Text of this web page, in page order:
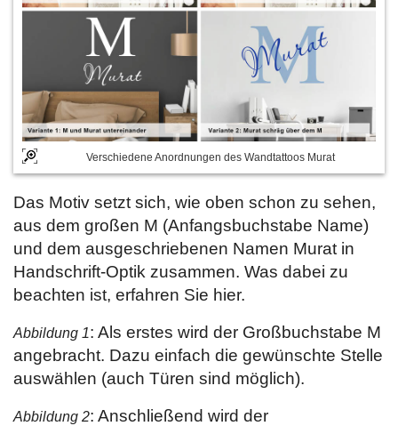
Verschiedene Anordnungen des Wandtattoos Murat
Das Motiv setzt sich, wie oben schon zu sehen,
aus dem großen M (Anfangsbuchstabe Name)
und dem ausgeschriebenen Namen Murat in
Handschrift-Optik zusammen. Was dabei zu
beachten ist, erfahren Sie hier.
Abbildung 1: Als erstes wird der Großbuchstabe M
angebracht. Dazu einfach die gewünschte Stelle
auswählen (auch Türen sind möglich).
Abbildung 2: Anschließend wird der